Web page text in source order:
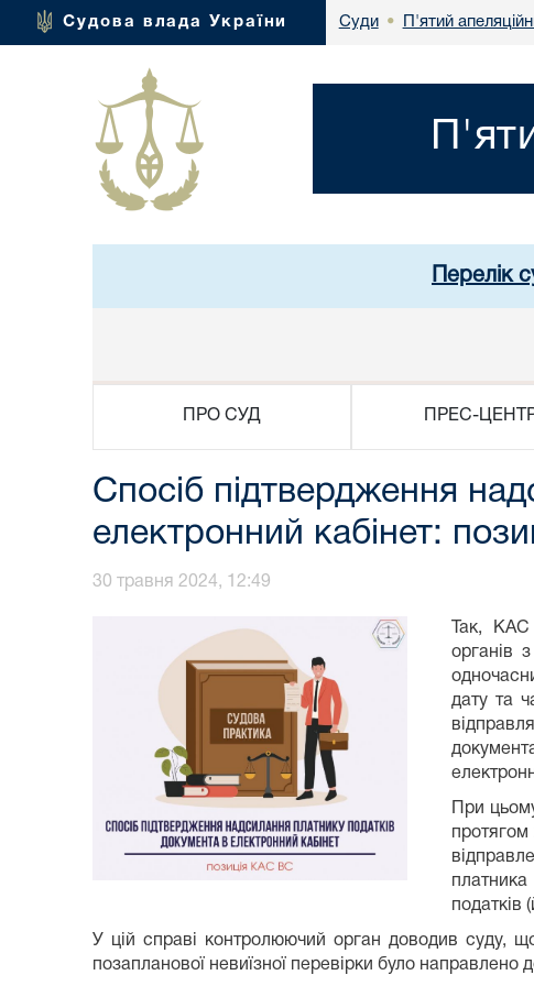
Судова влада України Суди • П'ятий
Перелік
ПРО СУД ПРЕС-
Спосіб підтвердження
електронний кабінет:
30 травня 2024, 12:49
Так,
органів
дату та
При
протягом
податків
У цій справі контролюючий орган доводив суду,
позапланової невиїзної перевірки було направлено